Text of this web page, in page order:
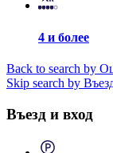
4 и более
Back to search by
Skip search by
Въезд и вход